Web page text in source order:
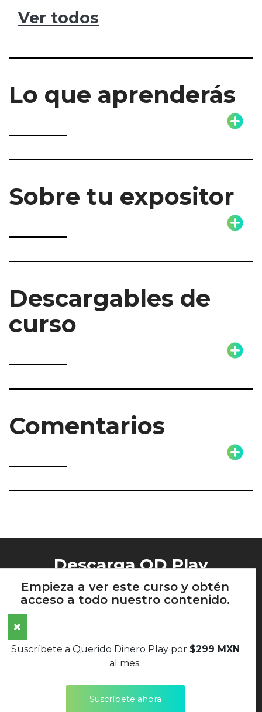
Ver todos
Lo que aprenderás
Sobre tu expositor
Descargables de
curso
Comentarios
Empieza a ver este curso y obtén
acceso a todo nuestro contenido.
Suscríbete a Querido Dinero Play por $299 MXN
al mes.
Suscríbete ahora
Descarga QD Play
AVISO DE PRIVACIDAD
TÉRMINOS Y CONDICIONES